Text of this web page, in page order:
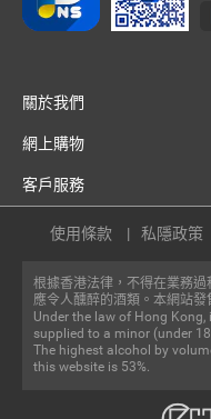
關於我們
網上購物
客戶服務
根據香港法律，不得在業務
應令人醺醉的酒類。本網站發
Under the law of Hong
supplied to a minor (under
The highest alcohol by
this website is 53%.
使用條款 私隱政策